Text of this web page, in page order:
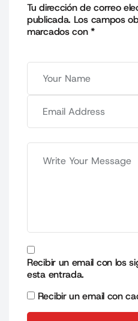
Tu dirección de correo
publicada. Los campos
marcados con*
Recibir un email con los
esta entrada.
Recibir un email con